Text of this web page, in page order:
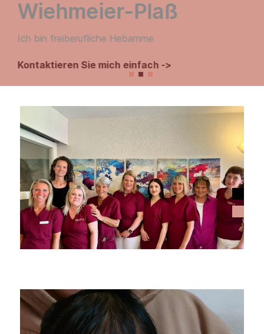
Wiehmeier-Plaß
Ich bin freiberufliche Hebamme
Kontaktieren Sie mich einfach ->